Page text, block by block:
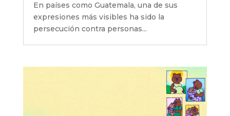
En países como Guatemala, una de sus
expresiones más visibles ha sido la
persecución contra personas...